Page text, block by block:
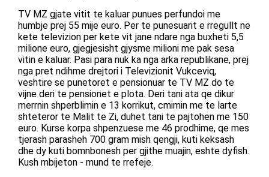
TV MZ gjate vitit te kaluar punues perfundoi me
humbje prej 55 mije euro. Per te punesuarit e rregullt ne
kete televizion per kete vit jane ndare nga buxheti 5,5
milione euro, gjegjesisht gjysme milioni me pak sesa
vitin e kaluar. Pasi para nuk ka nga arka republikane, prej
nga pret ndihme drejtori i Televizionit Vukceviq,
veshtire se punetoret e pensionuar te TV MZ do te
vijne deri te pensionet e plota. Deri tani ata qe dikur
merrnin shperblimin e 13 korrikut, cmimin me te larte
shteteror te Malit te Zi, duhet tani te pajtohen me 150
euro. Kurse korpa shpenzuese me 46 prodhime, qe mes
tjerash parasheh 700 gram mish qengji, kuti keksash
dhe dy kuti bomnbonesh per gjithe muajin, eshte dyfish.
Kush mbijeton - mund te rrefeje.